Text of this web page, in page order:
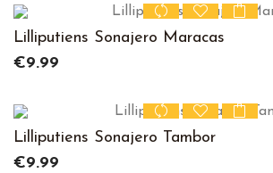
Lilliputiens Sonajero Maracas
Price
€9.99
Lilliputiens Sonajero Tambor
Price
€9.99